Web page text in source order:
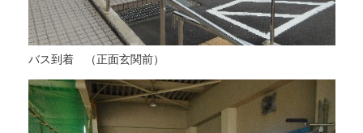
バス到着 （正面玄関前）